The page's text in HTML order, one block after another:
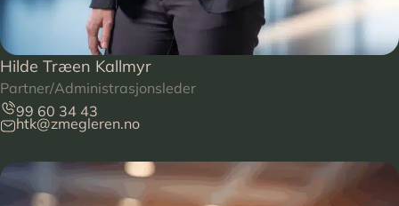
Hilde Træen Kallmyr
Partner/Administrasjonsleder
99 60 34 43
htk@zmegleren.no